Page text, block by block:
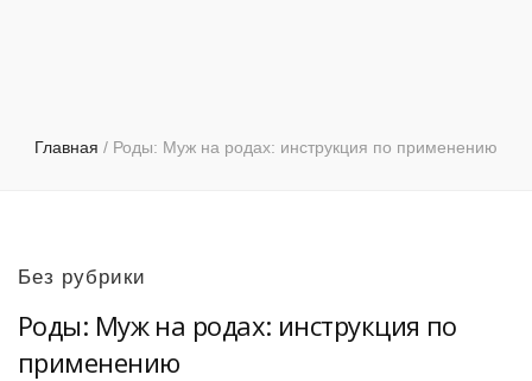
Главная / Роды: Муж на родах: инструкция по применению
Без рубрики
Роды: Муж на родах: инструкция по
применению